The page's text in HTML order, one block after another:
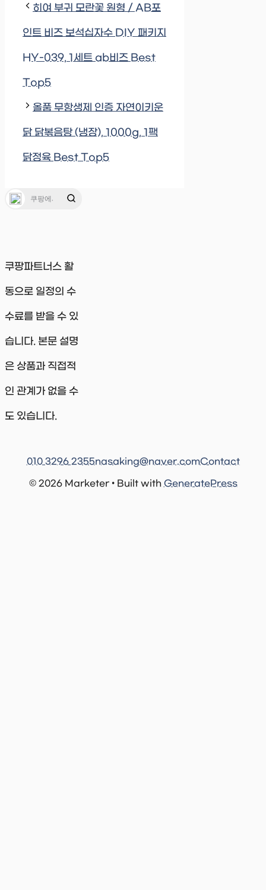
히여 부귀 모란꽃 원형 / AB포
인트 비즈 보석십자수 DIY 패키지
HY-039, 1세트 ab비즈 Best
Top5
올품 무항생제 인증 자연이키운
닭 닭볶음탕 (냉장), 1000g, 1팩
닭정육 Best Top5
쿠팡파트너스 활
동으로 일정의 수
수료를 받을 수 있
습니다. 본문 설명
은 상품과 직접적
인 관계가 없을 수
도 있습니다.
© 2026 Marketer • Built with GeneratePress
010 3296 2355nasaking@naver.comContact